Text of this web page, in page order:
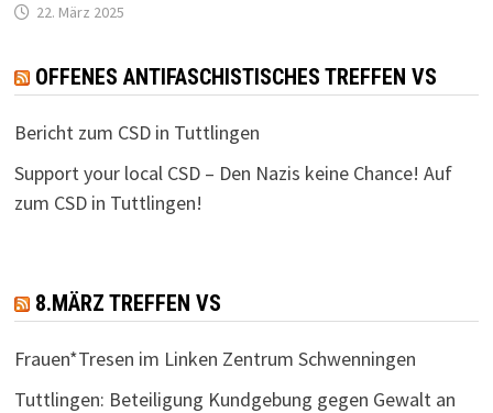
22. März 2025
OFFENES ANTIFASCHISTISCHES TREFFEN VS
Bericht zum CSD in Tuttlingen
Support your local CSD – Den Nazis keine Chance! Auf
zum CSD in Tuttlingen!
8.MÄRZ TREFFEN VS
Frauen*Tresen im Linken Zentrum Schwenningen
Tuttlingen: Beteiligung Kundgebung gegen Gewalt an